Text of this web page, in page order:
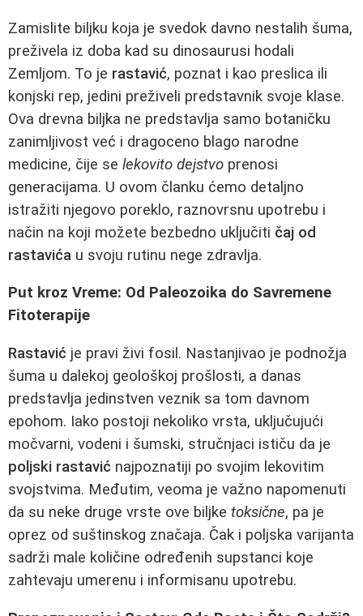
Zamislite biljku koja je svedok davno nestalih šuma,
preživela iz doba kad su dinosaurusi hodali
Zemljom. To je rastavić, poznat i kao preslica ili
konjski rep, jedini preživeli predstavnik svoje klase.
Ova drevna biljka ne predstavlja samo botaničku
zanimljivost već i dragoceno blago narodne
medicine, čije se lekovito dejstvo prenosi
generacijama. U ovom članku ćemo detaljno
istražiti njegovo poreklo, raznovrsnu upotrebu i
način na koji možete bezbedno uključiti čaj od
rastavića u svoju rutinu nege zdravlja.
Put kroz Vreme: Od Paleozoika do Savremene
Fitoterapije
Rastavić je pravi živi fosil. Nastanjivao je podnožja
šuma u dalekoj geološkoj prošlosti, a danas
predstavlja jedinstven veznik sa tom davnom
epohom. Iako postoji nekoliko vrsta, uključujući
močvarni, vodeni i šumski, stručnjaci ističu da je
poljski rastavić najpoznatiji po svojim lekovitim
svojstvima. Međutim, veoma je važno napomenuti
da su neke druge vrste ove biljke toksične, pa je
oprez od suštinskog značaja. Čak i poljska varijanta
sadrži male količine određenih supstanci koje
zahtevaju umerenu i informisanu upotrebu.